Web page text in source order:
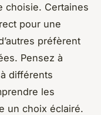
choisie. Certaines
pour une
préfèrent
Pensez à
différents
les
un choix éclairé.